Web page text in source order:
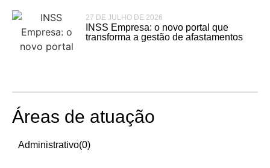
27 DE JULHO DE 2026
INSS Empresa: o novo portal que
transforma a gestão de afastamentos
Áreas de atuação
Administrativo(0)